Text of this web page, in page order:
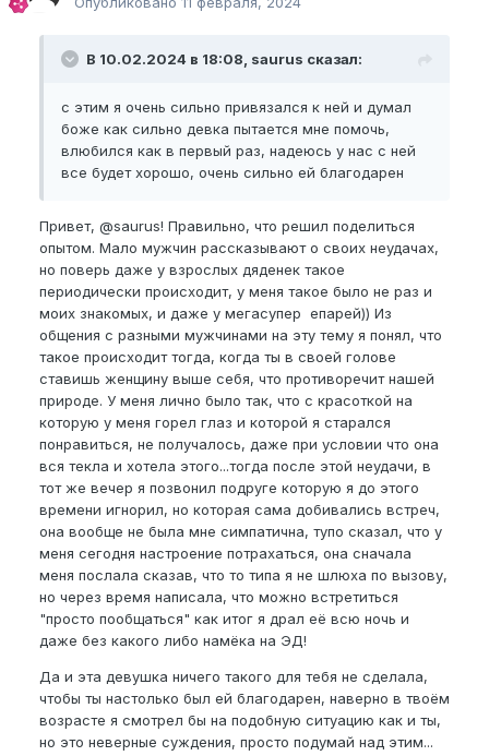
И вот как же быстро растут потребности
сексом, а сегодня у меня уже в планах увеличить
член
октябрь, это был очень тяжелый месяц морально, я
думал что я импотент но одновременно с этим я
очень сильно привязался к ней и думал боже как
сильно девка пытается мне помочь, влюбился как
2) Гормональные (организму не хочется
3) Психологические (Волнуюсь я, а член не встает
так как думает что я в опасности)
Физиологическую причину я отмел сразу, так как
вообще с этим проблем нет
Чтобы отмести гормональную мне пришлось
сходить и сдать анализ на тестостерон, сходил и
анализ показал 35 наномоль тестостерона на
миллилитр крови (короче по анализу у меня не
должно быть проблем с либидо, и я готов к
размножению)
Осталась одна проблема ( Психологическая)
После того как я это понял совершил еще одну
попытку трахнуть не руку, и вот конец октября 2023
года попытка номер три так сказать, Приезжаю,
поцелуи, член опять хуи пинает… Классика.
Поговорили с девушкой тогда по душам (она
знала про эту проблему и пыталась помочь) и
вечером того же дня мы как-то четырьмя руками
подняли моего бойца, но как только он увидел
перед собой не руку, а кое-что повкуснее, наш
(На улице при поцелуях или обьятиях пч вставал -
парадокс блин но это так)
После этого я уже не так сильно загонялся, ну он
В 10.02.2024 в 18:08, saurus сказал:
с этим я очень сильно привязался к ней и думал
боже как сильно девка пытается мне помочь,
влюбился как в первый раз, надеюсь у нас с ней
все будет хорошо, очень сильно ей благодарен
Привет, @saurus! Правильно, что решил поделиться
опытом. Мало мужчин рассказывают о своих неудачах,
но поверь даже у взрослых дяденек такое
периодически происходит, у меня такое было не раз и
моих знакомых, и даже у мегасупер епарей)) Из
общения с разными мужчинами на эту тему я понял, что
такое происходит тогда, когда ты в своей голове
ставишь женщину выше себя, что противоречит нашей
природе. У меня лично было так, что с красоткой на
которую у меня горел глаз и которой я старался
понравиться, не получалось, даже при условии что она
вся текла и хотела этого...тогда после этой неудачи, в
тот же вечер я позвонил подруге которую я до этого
времени игнорил, но которая сама добивались встреч,
она вообще не была мне симпатична, тупо сказал, что у
меня сегодня настроение потрахаться, она сначала
меня послала сказав, что то типа я не шлюха по вызову,
но через время написала, что можно встретиться
"просто пообщаться" как итог я драл её всю ночь и
даже без какого либо намёка на ЭД!
Да и эта девушка ничего такого для тебя не сделала,
чтобы ты настолько был ей благодарен, наверно в твоём
возрасте я смотрел бы на подобную ситуацию как и ты,
но это неверные суждения, просто подумай над этим...